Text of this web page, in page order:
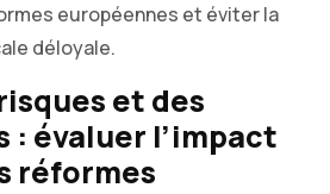
européennes et éviter la
déloyale.
et des
évaluer l’impact
réformes